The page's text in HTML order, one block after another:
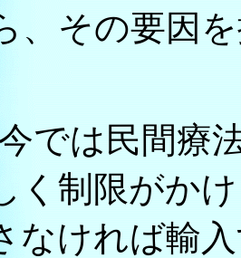
、その要因
では民間療
く制限がか
なければ輸